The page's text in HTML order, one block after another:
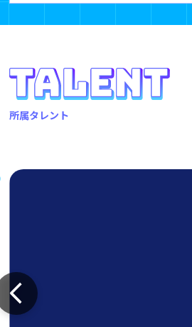
所属タレント